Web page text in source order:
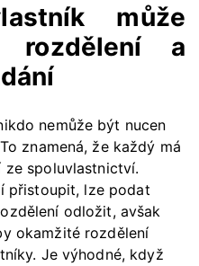
může
rozdělení a
nemůže být nucen
znamená, že každý má
spoluvlastnictví.
přistoupit, lze podat
odložit, avšak
okamžité rozdělení
Je výhodné, když